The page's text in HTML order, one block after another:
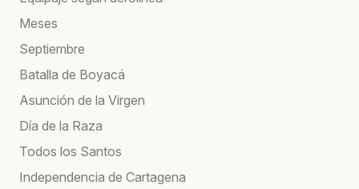
Meses
Septiembre
Batalla de Boyacá
Asunción de la Virgen
Día de la Raza
Todos los Santos
Independencia de Cartagena